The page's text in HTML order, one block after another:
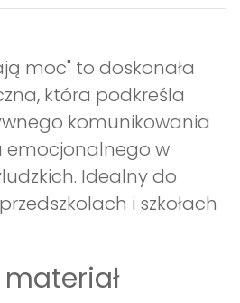
moc" to doskonała
która podkreśla
komunikowania
emocjonalnego w
Idealny do
i szkołach